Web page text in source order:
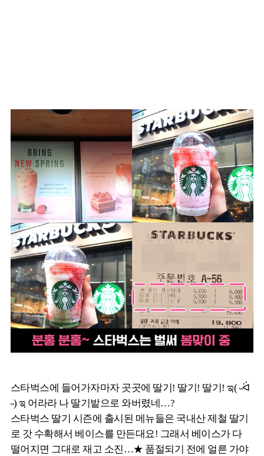
스타벅스에 들어가자마자 곳곳에 딸기! 딸기! 딸기! ಇ( ˵ᐛ
˵) ಇ 어라라 나 딸기밭으로 와버렸네…?
스타벅스 딸기 시즌에 출시된 메뉴들은 국내산 제철 딸기
로 갓 수확해서 베이스를 만든대요! 그래서 베이스가 다
떨어지면 그대로 재고 소진…★ 품절되기 전에 얼른 가야